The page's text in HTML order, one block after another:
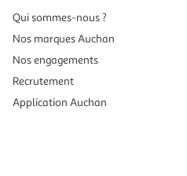
Qui sommes-nous ?
Nos marques Auchan
Nos engagements
Recrutement
Application Auchan